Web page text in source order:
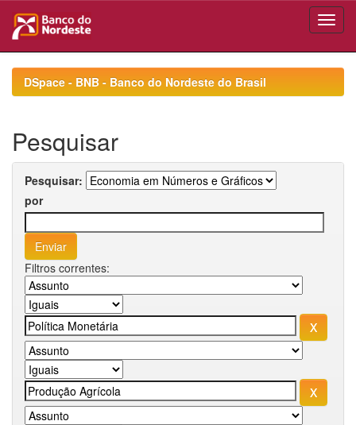
navigationDSpace - BNB - Banco do Nordeste do Brasil
Pesquisar
Pesquisar:
por
Filtros correntes: